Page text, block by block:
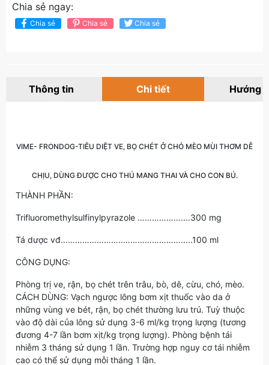
Chia sẻ ngay:
Chia sẻ Chia sẻ Chia sẻ
Thông tin Chi tiết Hướng
VIME- FRONDOG-TIÊU DIỆT VE, BỌ CHÉT Ở CHÓ MÈO MÙI THƠM DỄ
CHỊU, DÙNG ĐƯỢC CHO THÚ MANG THAI VÀ CHO CON BÚ.
THÀNH PHẦN:
Trifluoromethylsulfinylpyrazole ………………....300 mg
Tá dược vđ……………………..…………………….....100 ml
CÔNG DỤNG:
Phòng trị ve, rận, bọ chét trên trâu, bò, dê, cừu, chó, mèo.
CÁCH DÙNG: Vạch ngược lông bơm xịt thuốc vào da ở
những vùng ve bét, rận, bọ chét thường lưu trú. Tuỳ thuộc
vào độ dài của lông sử dụng 3-6 ml/kg trọng lượng (tương
đương 4-7 lần bơm xịt/kg trọng lượng). Phòng bệnh tái
nhiễm 3 tháng sử dụng 1 lần. Trường hợp nguy cơ tái nhiễm
cao có thể sử dụng mỗi tháng 1 lần.